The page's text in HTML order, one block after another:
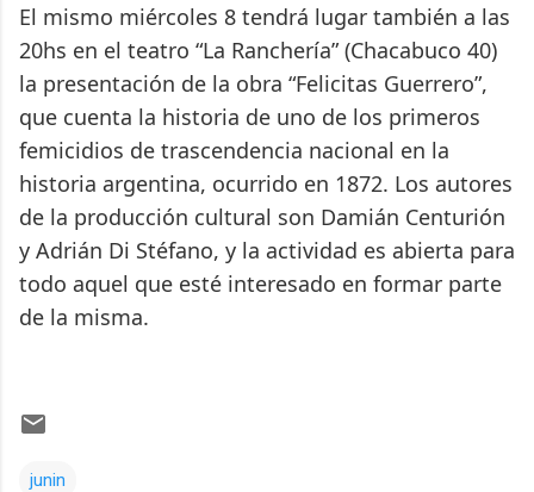
El mismo miércoles 8 tendrá lugar también a las
20hs en el teatro “La Ranchería” (Chacabuco 40)
la presentación de la obra “Felicitas Guerrero”,
que cuenta la historia de uno de los primeros
femicidios de trascendencia nacional en la
historia argentina, ocurrido en 1872. Los autores
de la producción cultural son Damián Centurión
y Adrián Di Stéfano, y la actividad es abierta para
todo aquel que esté interesado en formar parte
de la misma.
junin